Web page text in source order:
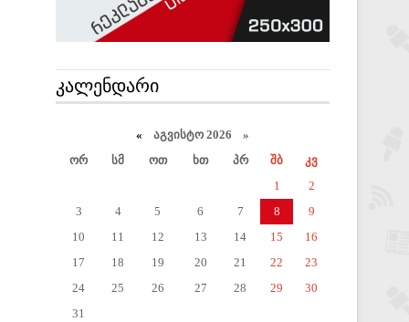
ᲙᲐᲚᲔᲜᲓᲐᲠᲘ
« აგვისტო 2026 »
ორ
სმ ოთ ხთ პრ შბ
კვ
1
2
3
4 5 6 7 8
9
10
11 12 13 14 15
16
17
18 19 20 21 22
23
24
25 26 27 28 29
30
31